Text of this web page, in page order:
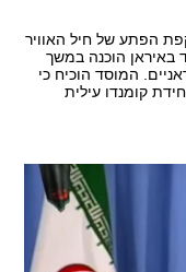
הפתע של חיל האוויר
המוסד באיראן הוכנה במשך
המוסד הוכיח כי
קומנדו עילית